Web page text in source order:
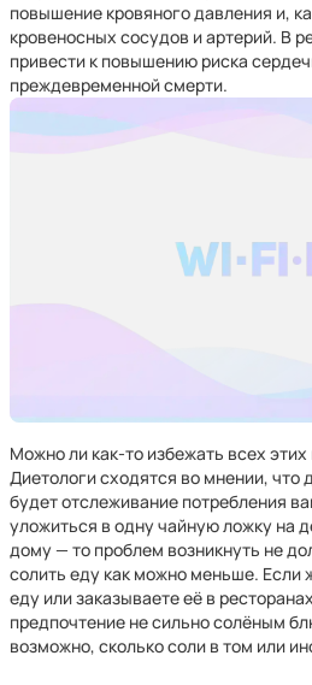
повышение кровяного давления и,
кровеносных сосудов и артерий. В
привести к повышению риска
преждевременной смерти.
Можно ли как-то избежать всех
Диетологи сходятся во мнении,
будет отслеживание потребления
уложиться в одну чайную ложку на
дому — то проблем возникнуть не
солить еду как можно меньше. Если
еду или заказываете её в
предпочтение не сильно солёным
возможно, сколько соли в том или